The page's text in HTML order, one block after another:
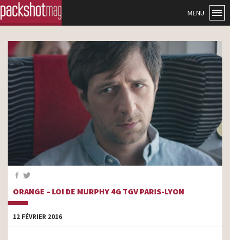
MENU
ORANGE – LOI DE MURPHY 4G TGV PARIS-LYON
12 FÉVRIER 2016